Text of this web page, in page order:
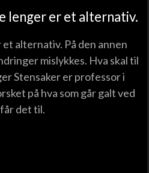
lenger er et alternativ.
alternativ. På den annen
mislykkes. Hva skal til
Stensaker er professor i
på hva som går galt ved
det til.